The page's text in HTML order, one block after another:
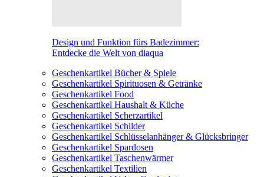
Design und Funktion fürs Badezimmer:
Entdecke die Welt von diaqua
Geschenkartikel Bücher & Spiele
Geschenkartikel Spirituosen & Getränke
Geschenkartikel Food
Geschenkartikel Haushalt & Küche
Geschenkartikel Scherzartikel
Geschenkartikel Schilder
Geschenkartikel Schlüsselanhänger & Glücksbringer
Geschenkartikel Spardosen
Geschenkartikel Taschenwärmer
Geschenkartikel Textilien